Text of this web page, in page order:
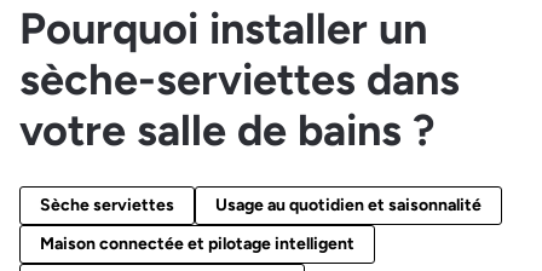
Pourquoi installer un
sèche-serviettes dans
votre salle de bains ?
Sèche serviettes
Usage au quotidien et saisonnalité
Maison connectée et pilotage intelligent